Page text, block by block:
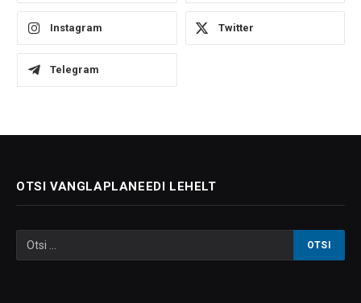
Instagram Twitter
Telegram
OTSI VANGLAPLANEEDI LEHELT